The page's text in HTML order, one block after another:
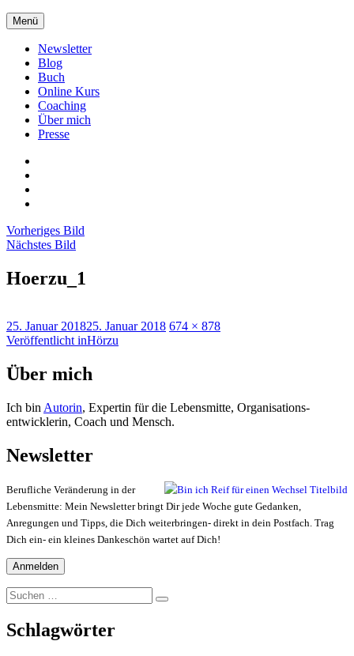
Zum
Inhalt
springen
Menü
Newsletter
Blog
Buch
Online Kurs
Coaching
Über mich
Presse
Vorheriges Bild
Nächstes Bild
Hoerzu_1
Veröffentlicht
am
25. Januar 201825. Januar 2018 Originalgröße
674 × 878
Beitragsnavigation
Veröffentlicht inHörzu
Über mich
Ich bin Autorin, Expertin für die Lebensmitte, Organisations-
entwicklerin, Coach und Mensch.
Newsletter
Berufliche Veränderung in der
Lebensmitte: Mein Newsletter bringt Dir jede Woche gute Gedanken,
Anregungen und Tipps, die Dich weiterbringen- direkt in dein Postfach. Trag
Dich ein- ein kleines Dankeschön wartet auf Dich!
Suchen
nach:
Suchen
Schlagwörter